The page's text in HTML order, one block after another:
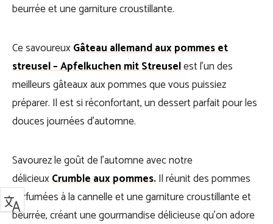
beurrée et une garniture croustillante.
Ce savoureuxGâteau allemand aux pommes et
streusel – Apfelkuchen mit Streuselest l’un des
meilleurs gâteaux aux pommes que vous puissiez
préparer. Il est si réconfortant, un dessert parfait pour les
douces journées d’automne.
Savourez le goût de l’automne avec notre
délicieuxCrumble aux pommes.Il réunit des pommes
parfumées à la cannelle et une garniture croustillante et
beurrée, créant une gourmandise délicieuse qu’on adore